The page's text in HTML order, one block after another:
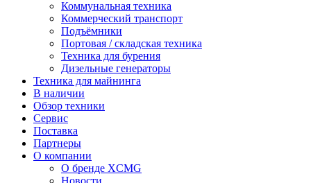
Коммунальная техника
Коммерческий транспорт
Подъёмники
Портовая / складская техника
Техника для бурения
Дизельные генераторы
Техника для майнинга
В наличии
Обзор техники
Сервис
Поставка
Партнеры
О компании
О бренде XCMG
Новости